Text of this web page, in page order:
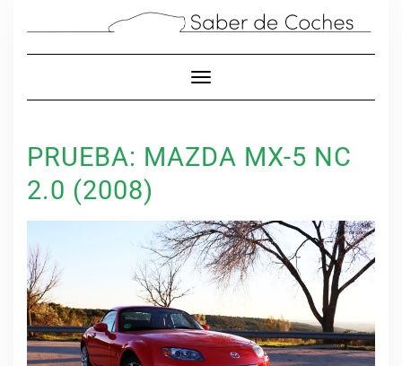
Cambiar modo de navegación
PRUEBA: MAZDA MX-5 NC
2.0 (2008)